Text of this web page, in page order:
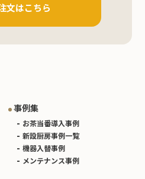
文はこちら
事例集
お茶当番導入事例
新設厨房事例一覧
機器入替事例
メンテナンス事例